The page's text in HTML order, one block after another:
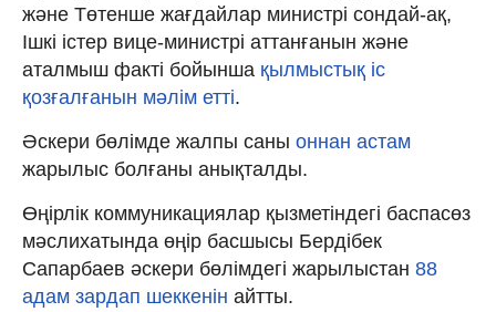
және Төтенше жағдайлар министрі сондай-ақ,
Ішкі істер вице-министрі аттанғанын және
аталмыш факті бойынша қылмыстық іс
қозғалғанын мәлім етті.
Әскери бөлімде жалпы саны оннан астам
жарылыс болғаны анықталды.
Өңірлік коммуникациялар қызметіндегі баспасөз
мәслихатында өңір басшысы Бердібек
Сапарбаев әскери бөлімдегі жарылыстан 88
адам зардап шеккенін айтты.